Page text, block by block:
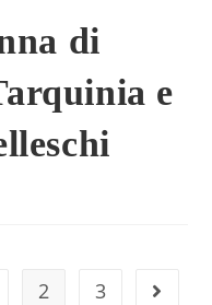
di
e
precedente
2 3 Vai alla